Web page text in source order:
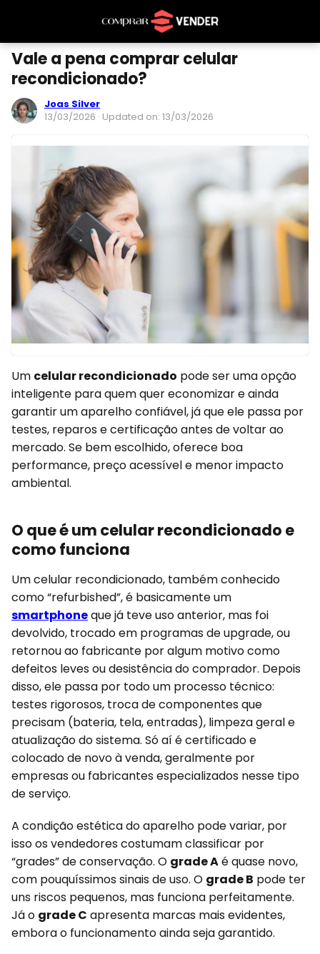
Vale a pena comprar celular
recondicionado?
Joas Silver
13/03/2026 · Updated on: 13/03/2026
Um celular recondicionado pode ser uma opção
inteligente para quem quer economizar e ainda
garantir um aparelho confiável, já que ele passa por
testes, reparos e certificação antes de voltar ao
mercado. Se bem escolhido, oferece boa
performance, preço acessível e menor impacto
ambiental.
O que é um celular recondicionado e
como funciona
Um celular recondicionado, também conhecido
como “refurbished”, é basicamente um
smartphoneque já teve uso anterior, mas foi
devolvido, trocado em programas de upgrade, ou
retornou ao fabricante por algum motivo como
defeitos leves ou desistência do comprador. Depois
disso, ele passa por todo um processo técnico:
testes rigorosos, troca de componentes que
precisam (bateria, tela, entradas), limpeza geral e
atualização do sistema. Só aí é certificado e
colocado de novo à venda, geralmente por
empresas ou fabricantes especializados nesse tipo
de serviço.
A condição estética do aparelho pode variar, por
isso os vendedores costumam classificar por
“grades” de conservação. O grade Aé quase novo,
com pouquíssimos sinais de uso. O grade B pode ter
uns riscos pequenos, mas funciona perfeitamente.
Já o grade C apresenta marcas mais evidentes,
embora o funcionamento ainda seja garantido.